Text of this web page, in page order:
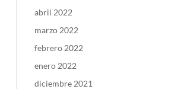
abril 2022
marzo 2022
febrero 2022
enero 2022
diciembre 2021